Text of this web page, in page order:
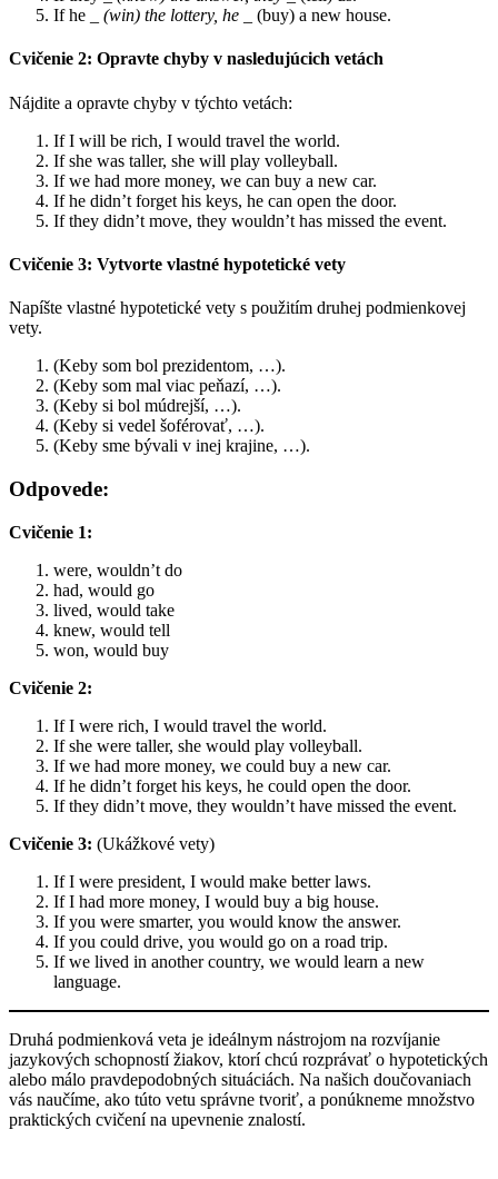
If he
_ (win) the lottery, he _ (buy) a new house.
Cvičenie 2: Opravte chyby v nasledujúcich vetách
Nájdite a opravte chyby v týchto vetách:
If I will be rich, I would travel the world.
If she was taller, she will play volleyball.
If we had more money, we can buy a new car.
If he didn’t forget his keys, he can open the door.
If they didn’t move, they wouldn’t has missed the event.
Cvičenie 3: Vytvorte vlastné hypotetické vety
Napíšte vlastné hypotetické vety s použitím druhej podmienkovej
vety.
(Keby som bol prezidentom, …).
(Keby som mal viac peňazí, …).
(Keby si bol múdrejší, …).
(Keby si vedel šoférovať, …).
(Keby sme bývali v inej krajine, …).
Odpovede:
Cvičenie 1:
were, wouldn’t do
had, would go
lived, would take
knew, would tell
won, would buy
Cvičenie 2:
If I were rich, I would travel the world.
If she were taller, she would play volleyball.
If we had more money, we could buy a new car.
If he didn’t forget his keys, he could open the door.
If they didn’t move, they wouldn’t have missed the event.
Cvičenie 3: (Ukážkové vety)
If I were president, I would make better laws.
If I had more money, I would buy a big house.
If you were smarter, you would know the answer.
If you could drive, you would go on a road trip.
If we lived in another country, we would learn a new
language.
Druhá podmienková veta je ideálnym nástrojom na rozvíjanie
jazykových schopností žiakov, ktorí chcú rozprávať o hypotetických
alebo málo pravdepodobných situáciách. Na našich doučovaniach
vás naučíme, ako túto vetu správne tvoriť, a ponúkneme množstvo
praktických cvičení na upevnenie znalostí.